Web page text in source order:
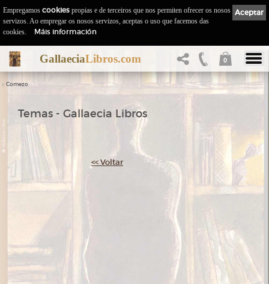
GallaeciaLibros.com 0
:: Comezo
Temas - Gallaecia Libros
<< Voltar
Aceptar
Empregamos cookies propias e de terceiros que nos permiten ofrecer os nosos
servizos. Ao empregar os nosos servizos, aceptas o uso que facemos das
cookies.
Máis información